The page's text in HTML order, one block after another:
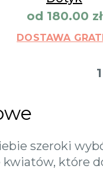
od 180.00 zł
DOSTAWA
1
szeroki
które